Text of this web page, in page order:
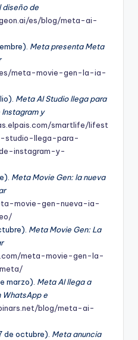
diseño de
es/blog/meta-ai-
Meta presenta Meta
meta-movie-gen-la-ia-
Meta AI Studio llega para
y
smartlife/lifest
llega-para-
instagram-y-
Meta Movie Gen: la nueva
movie-gen-nueva-ia-
Meta Movie Gen: La
meta-movie-gen-la-
marzo). Meta AI llega a
WhatsApp e
blog/meta-ai-
de octubre). Meta anuncia